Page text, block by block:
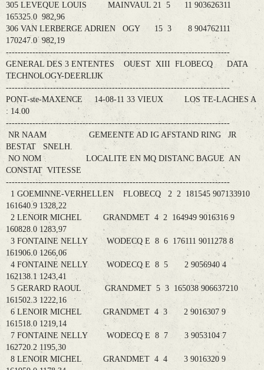
305 LEVEQUE LOUIS MAINVAUL 21 5 11 903626311
165325.0 982,96
306 VAN LERBERGE ADRIEN OGY 15 3 8 904762111
170247.0 982,19
----------------------------------------------------------------------------
GENERAL DES 3 ENTENTES OUEST XIII FLOBECQ DATA
TECHNOLOGY-DEERLIJK
----------------------------------------------------------------------------
PONT-ste-MAXENCE 14-08-11 33 VIEUX LOS TE-LACHES A
: 14.00
----------------------------------------------------------------------------
NR NAAM GEMEENTE AD IG AFSTAND RING JR
BESTAT SNELH.
NO NOM LOCALITE EN MQ DISTANC BAGUE AN
CONSTAT VITESSE
----------------------------------------------------------------------------
1 GOEMINNE-VERHELLEN FLOBECQ 2 2 181545 907133910
161640.9 1328,22
2 LENOIR MICHEL GRANDMET 4 2 164949 9016316 9
160828.0 1283,97
3 FONTAINE NELLY WODECQ E 8 6 176111 9011278 8
161906.0 1266,06
4 FONTAINE NELLY WODECQ E 8 5 2 9056940 4
162138.1 1243,41
5 GERARD RAOUL GRANDMET 5 3 165038 906637210
161502.3 1222,16
6 LENOIR MICHEL GRANDMET 4 3 2 9016307 9
161518.0 1219,14
7 FONTAINE NELLY WODECQ E 8 7 3 9053104 7
162720.2 1195,30
8 LENOIR MICHEL GRANDMET 4 4 3 9016320 9